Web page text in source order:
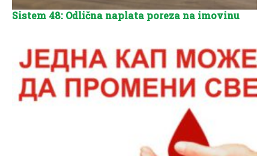
Sistem 48: Odlična naplata poreza na imovinu